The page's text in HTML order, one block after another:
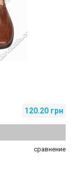
120.20 грн
сравнение